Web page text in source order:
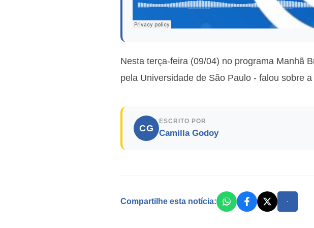
Nesta terça-feira (09/04) no programa Manhã
pela Universidade de São Paulo - falou sobre
CG
ESCRITO POR
Camilla Godoy
Compartilhe esta notícia: